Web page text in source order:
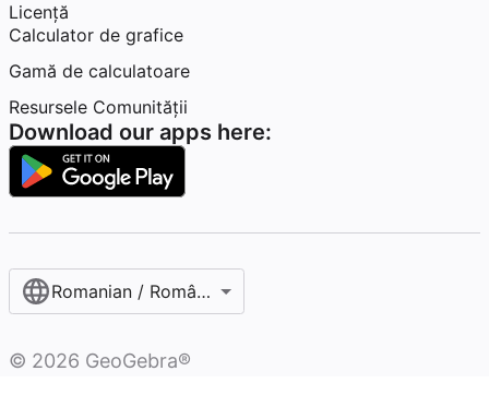
Licență
Calculator de grafice
Gamă de calculatoare
Resursele Comunității
Download our apps here:
Romanian / Română‎
© 2026 GeoGebra®